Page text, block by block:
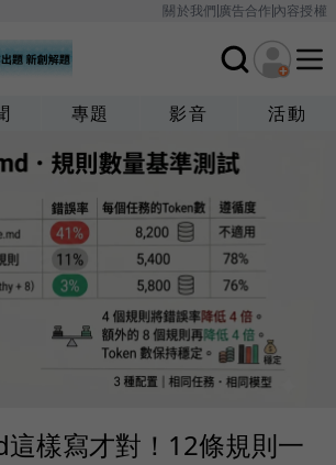
關於我們廣告合作內容授權
專題 影音 活動
這樣寫才對！12條規則一